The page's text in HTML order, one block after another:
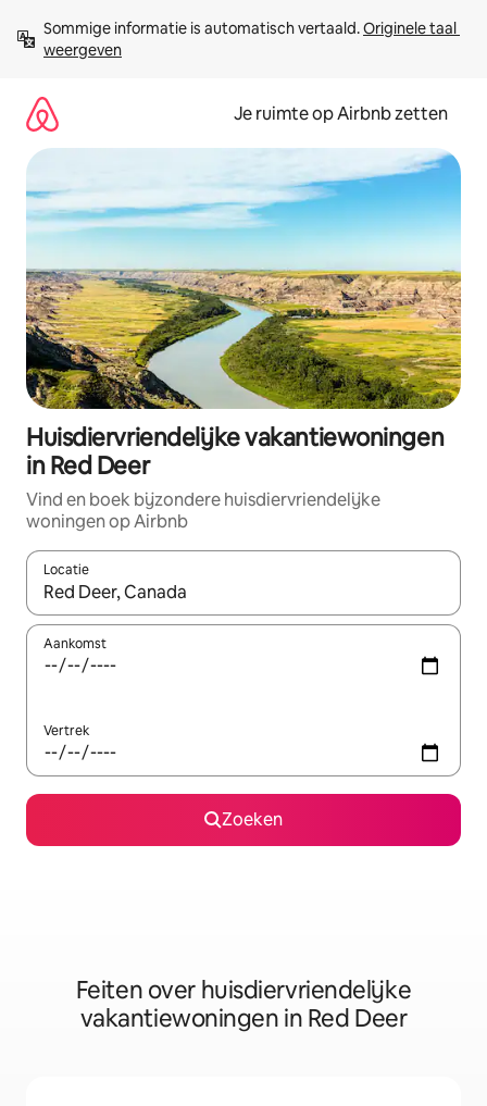
direct
naar
Sommige informatie is automatisch vertaald. Originele taal
weergeven
Je ruimte op Airbnb zetten
Huisdiervriendelijke vakantiewoningen
in Red Deer
Vind en boek bijzondere huisdiervriendelijke
woningen op Airbnb
Locatie
Wanneer er suggesties beschikbaar zijn, maak je een keuze
Aankomst
Vertrek
Zoeken
Feiten over huisdiervriendelijke
vakantiewoningen in Red Deer